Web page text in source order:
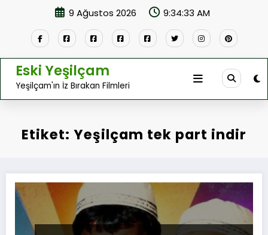
9 Ağustos 2026 9:34:34 AM
Eski Yeşilçam
Yeşilçam'ın İz Bırakan Filmleri
Etiket: Yeşilçam tek part indir